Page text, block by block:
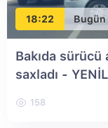
18:22 Bugün
Bakıda
saxladı -
158